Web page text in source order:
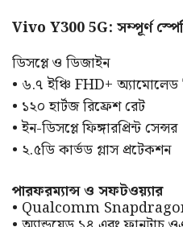
Vivo Y300 5G: সম্পূর্ণ
ডিসপ্লে ও ডিজাইন
• ৬.৭ ইঞ্চি FHD+ অ্যামোলেড
• ১২০ হার্টজ রিফ্রেশ রেট
• ইন-ডিসপ্লে ফিঙ্গারপ্রিন্ট সেন্সর
• ২.৫ডি কার্ভড গ্লাস প্রটেকশন
পারফরম্যান্স ও সফটওয়্যার
• Qualcomm